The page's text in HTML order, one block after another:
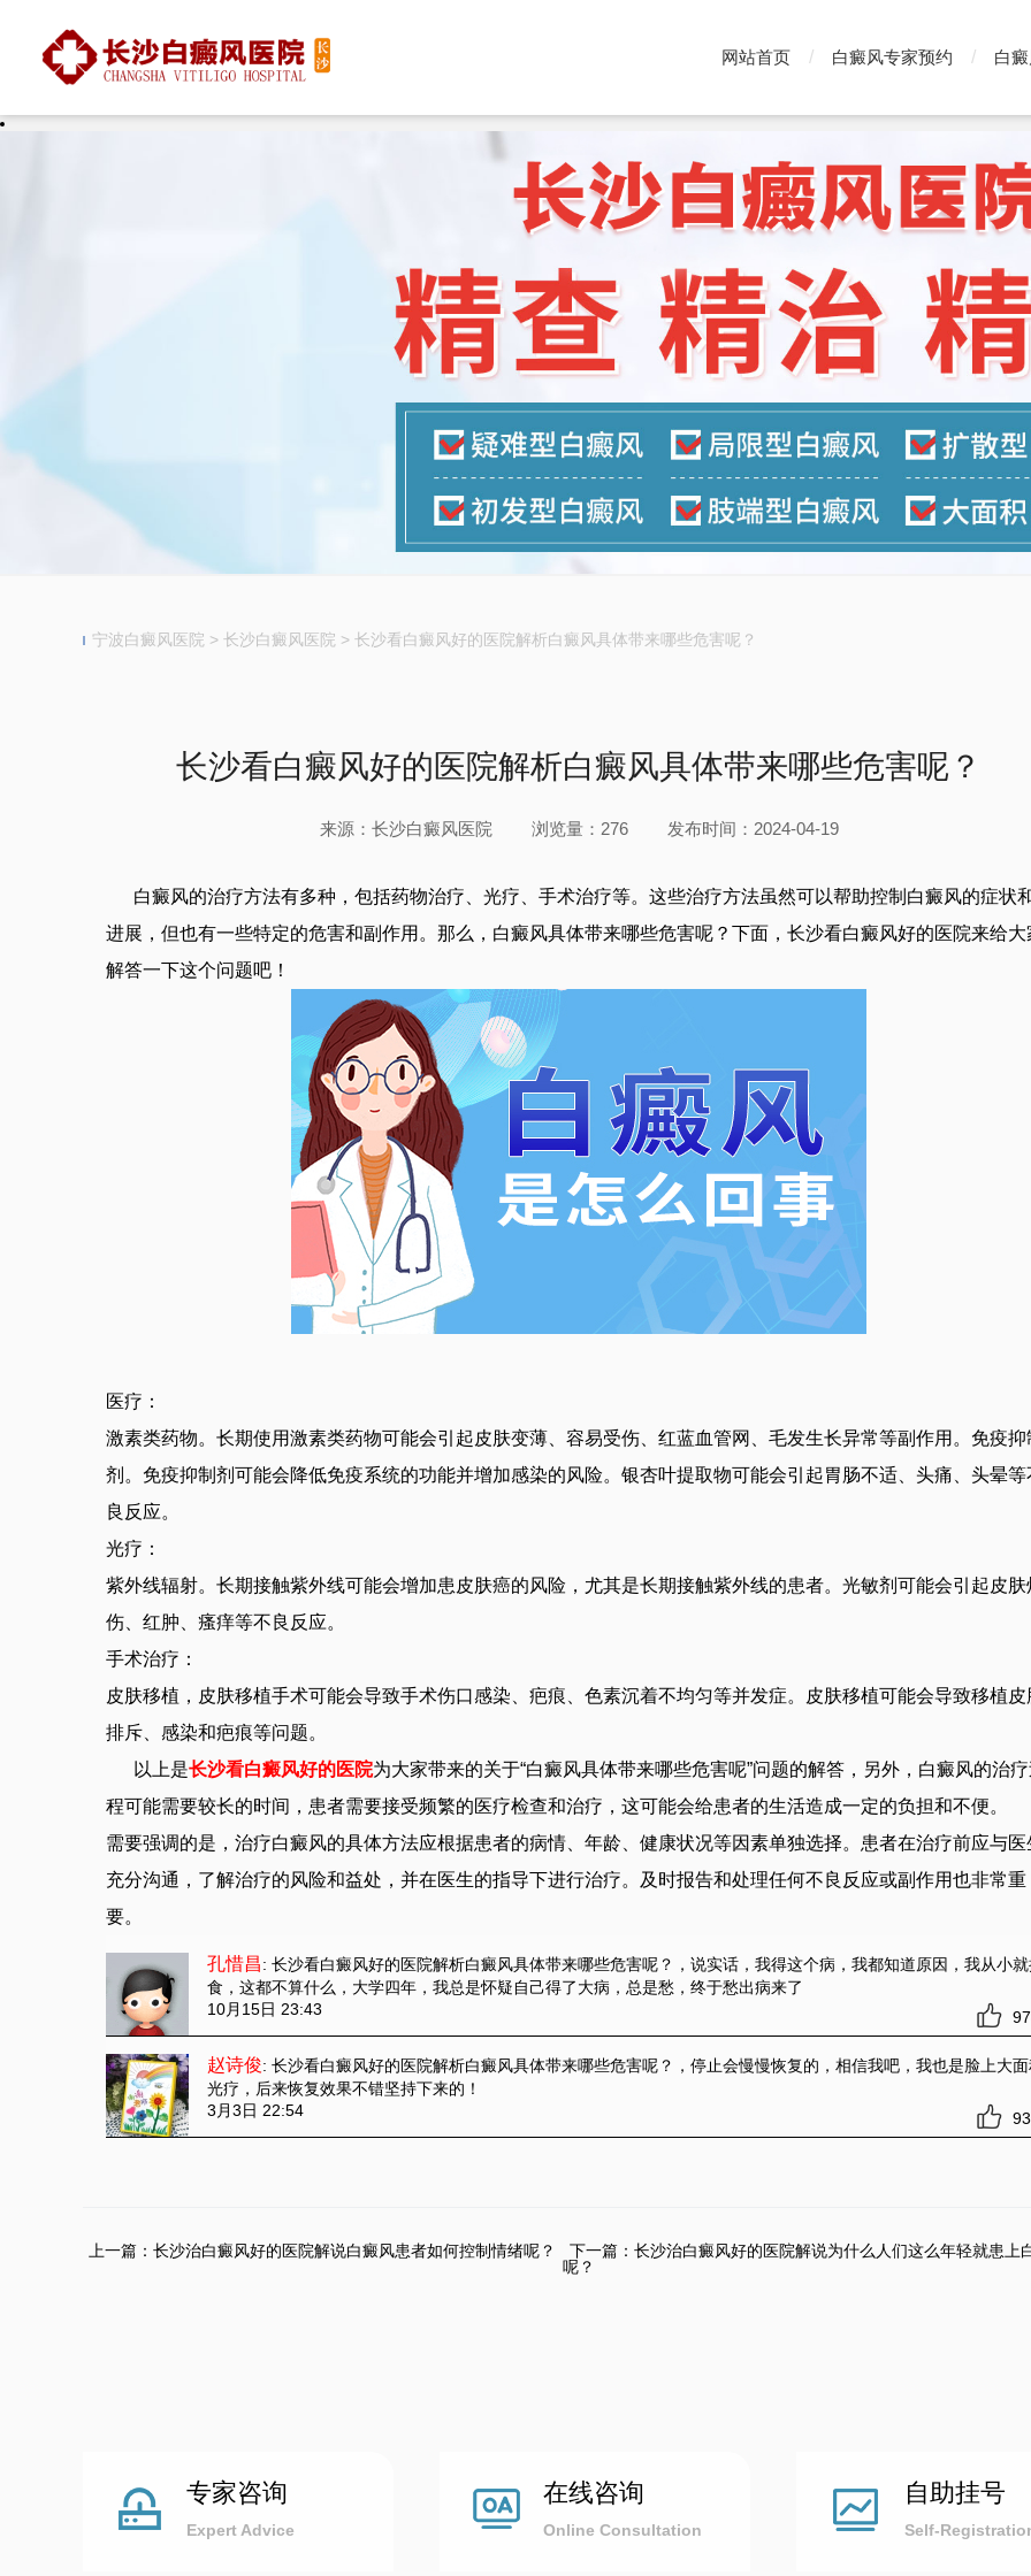
网站首页 白癜风专家预约 白
宁波白癜风医院 > 长沙白癜风医院 > 长沙看白癜风好的医院解析白癜风具体带来哪些危害呢？
长沙看白癜风好的医院解析白癜风具体带来哪些危害呢？
来源：长沙白癜风医院 浏览量：276 发布时间：2024-04-19
白癜风的治疗方法有多种，包括药物治疗、光疗、手术治疗等。这些治疗方法虽然可以帮助控制白癜风的症状
进展，但也有一些特定的危害和副作用。那么，白癜风具体带来哪些危害呢？下面，长沙看白癜风好的医院来给大
解答一下这个问题吧！
医疗：
激素类药物。长期使用激素类药物可能会引起皮肤变薄、容易受伤、红蓝血管网、毛发生长异常等副作用。免疫抑
剂。免疫抑制剂可能会降低免疫系统的功能并增加感染的风险。银杏叶提取物可能会引起胃肠不适、头痛、头晕等
良反应。
光疗：
紫外线辐射。长期接触紫外线可能会增加患皮肤癌的风险，尤其是长期接触紫外线的患者。光敏剂可能会引起皮肤
伤、红肿、瘙痒等不良反应。
手术治疗：
皮肤移植，皮肤移植手术可能会导致手术伤口感染、疤痕、色素沉着不均匀等并发症。皮肤移植可能会导致移植皮
排斥、感染和疤痕等问题。
以上是长沙看白癜风好的医院为大家带来的关于“白癜风具体带来哪些危害呢”问题的解答，另外，白癜风的治
程可能需要较长的时间，患者需要接受频繁的医疗检查和治疗，这可能会给患者的生活造成一定的负担和不便。
需要强调的是，治疗白癜风的具体方法应根据患者的病情、年龄、健康状况等因素单独选择。患者在治疗前应与医
充分沟通，了解治疗的风险和益处，并在医生的指导下进行治疗。及时报告和处理任何不良反应或副作用也非常重
要。
孔惜昌: 长沙看白癜风好的医院解析白癜风具体带来哪些危害呢？ ，说实话，我得这个病，我都知道原因，我从小
食，这都不算什么，大学四年，我总是怀疑自己得了大病，总是愁，终于愁出病来了
10月15日 23:43
赵诗俊: 长沙看白癜风好的医院解析白癜风具体带来哪些危害呢？ ，停止会慢慢恢复的，相信我吧，我也是脸上大面
光疗，后来恢复效果不错坚持下来的！
3月3日 22:54
上一篇： 长沙治白癜风好的医院解说白癜风患者如何控制情绪呢？ 下一篇： 长沙治白癜风好的医院解说为什么人们这么年轻就患上
呢？
专家咨询
Expert Advice
在线咨询
Online Consultation
自助挂号
Self-